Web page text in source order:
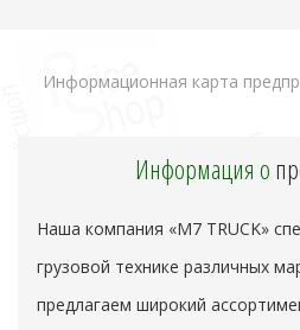
Информационная карта
Информация о
Наша компания «M7 TRUCK»
грузовой технике различных
предлагаем широкий